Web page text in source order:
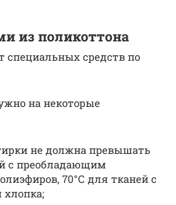
из поликоттона
специальных средств по
на некоторые
не должна превышать
с преобладающим
70°С для тканей с
хлопка;